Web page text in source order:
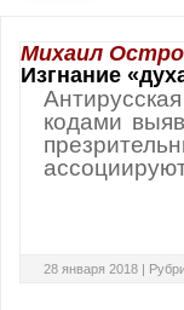
Михаил
Изгнание
кодами
28 января 2018 |